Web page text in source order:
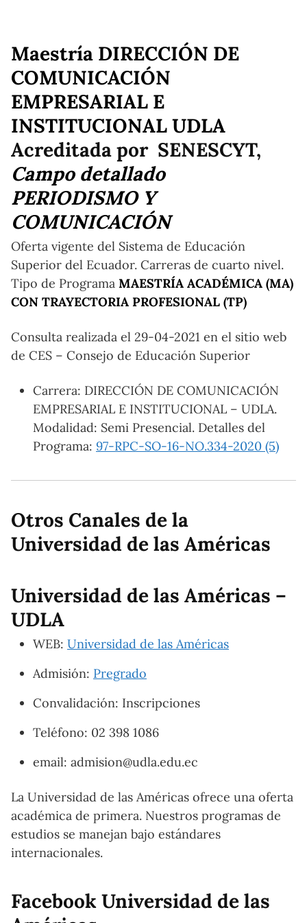
Maestría DIRECCIÓN DE
COMUNICACIÓN
EMPRESARIAL E
INSTITUCIONAL UDLA
Acreditada por SENESCYT,
Campo detallado
PERIODISMO Y
COMUNICACIÓN
Oferta vigente del Sistema de Educación
Superior del Ecuador. Carreras de cuarto nivel.
Tipo de Programa MAESTRÍA ACADÉMICA (MA)
CON TRAYECTORIA PROFESIONAL (TP)
Consulta realizada el 29-04-2021 en el sitio web
de CES – Consejo de Educación Superior
Carrera: DIRECCIÓN DE COMUNICACIÓN
EMPRESARIAL E INSTITUCIONAL – UDLA.
Modalidad: Semi Presencial. Detalles del
Programa: 97-RPC-SO-16-NO.334-2020 (5)
Otros Canales de la
Universidad de las Américas
Universidad de las Américas –
UDLA
WEB: Universidad de las Américas
Admisión: Pregrado
Convalidación: Inscripciones
Teléfono: 02 398 1086
email: admision@udla.edu.ec
La Universidad de las Américas ofrece una oferta
académica de primera. Nuestros programas de
estudios se manejan bajo estándares
internacionales.
Facebook Universidad de las